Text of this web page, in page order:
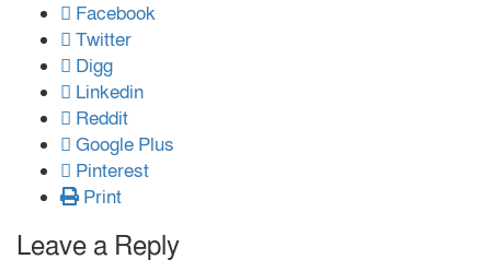
Facebook
Twitter
Digg
Linkedin
Reddit
Google Plus
Pinterest
Print
Leave a Reply